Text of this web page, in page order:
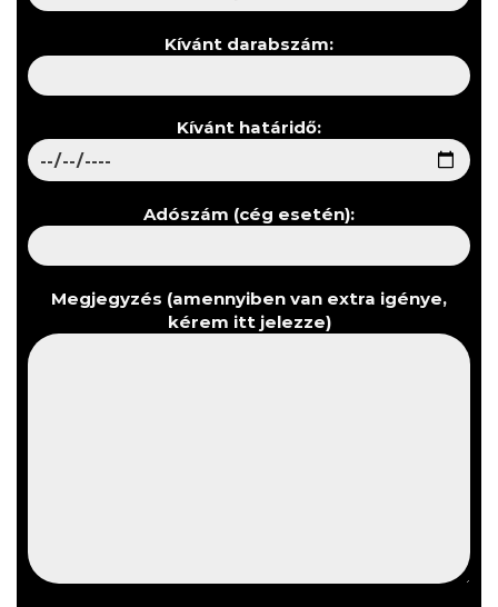
Kívánt darabszám:
Kívánt határidő:
Adószám (cég esetén):
Megjegyzés (amennyiben van extra igénye,
kérem itt jelezze)